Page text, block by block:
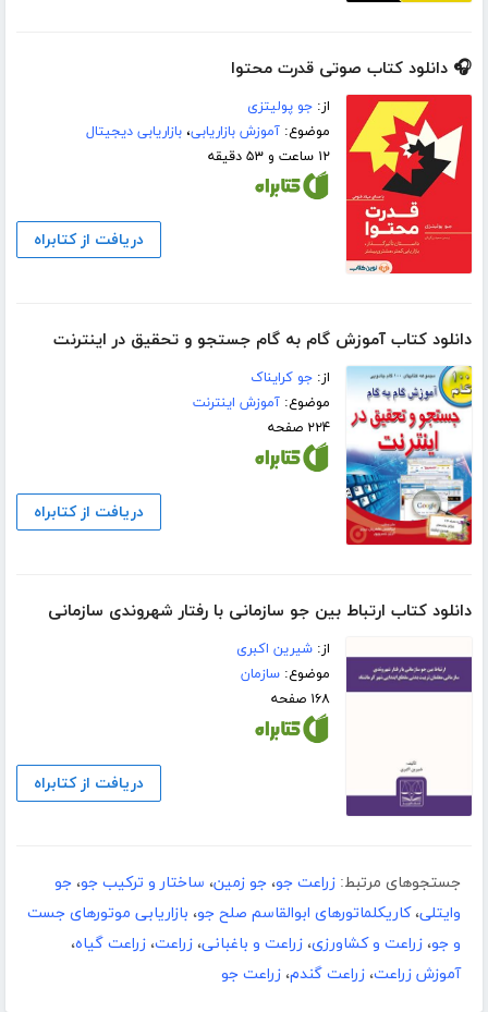
🎧 دانلود کتاب صوتی قدرت محتوا
از:جو پولیتزی
موضوع:آموزش بازاریابی،بازاریابی دیجیتال
۱۲ ساعت و ۵۳ دقیقه
دریافت از کتابراه
دانلود کتاب آموزش گام به گام جستجو و تحقیق در اینترنت
از:جو کرایناک
موضوع:آموزش اینترنت
۲۲۴ صفحه
دریافت از کتابراه
دانلود کتاب ارتباط بین جو سازمانی با رفتار شهروندی سازمانی
از:شیرین اکبری
موضوع:سازمان
۱۶۸ صفحه
دریافت از کتابراه
جستجوهای مرتبط: زراعت جو، جو زمین، ساختار و ترکیب جو، جو
وایتلی،کاریکلماتورهای ابوالقاسم صلح جو، بازاریابی موتورهای جست
و جو، زراعت و کشاورزی، زراعت و باغبانی، زراعت، زراعت گیاه،
آموزش زراعت، زراعت گندم، زراعت جو